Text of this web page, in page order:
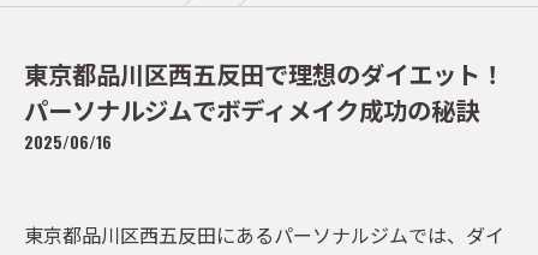
東京都品川区西五反田で理想のダイエット！
パーソナルジムでボディメイク成功の秘訣
2025/06/16
東京都品川区西五反田にあるパーソナルジムでは、ダイ